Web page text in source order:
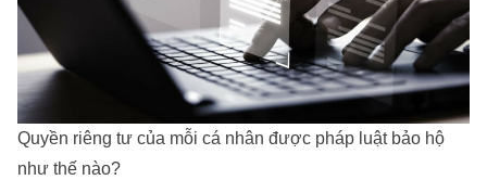
Quyền riêng tư của mỗi cá nhân được pháp luật bảo hộ
như thế nào?